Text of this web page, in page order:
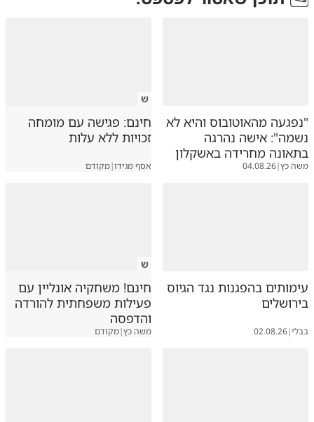
"נפגעה מהאוטובוס והיא לא
נשמה": אישה נהרגה
בתאונה מחרידה באשקלון
משה כץ|
04.08.26
ש
חינם: פגישה עם מומחה
זכויות ללא עלות
אסף מגידו|מקודם
עימותים בהפגנות נגד הגיוס
בירושלים
בבלי|
02.08.26
ש
חינם! משחקיה אונליין עם
פעילות משפחתית להורדה
והדפסה
משה כץ|מקודם